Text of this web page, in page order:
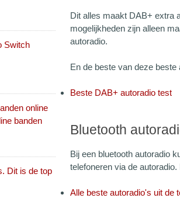
Dit alles maakt DAB+ extra
mogelijkheden zijn alleen
autoradio.
En de beste van deze beste
Beste DAB+ autoradio test
Bluetooth
Bij een bluetooth autoradio
telefoneren via de
Alle beste autoradio's uit de
Switch
online
banden
Dit is de top